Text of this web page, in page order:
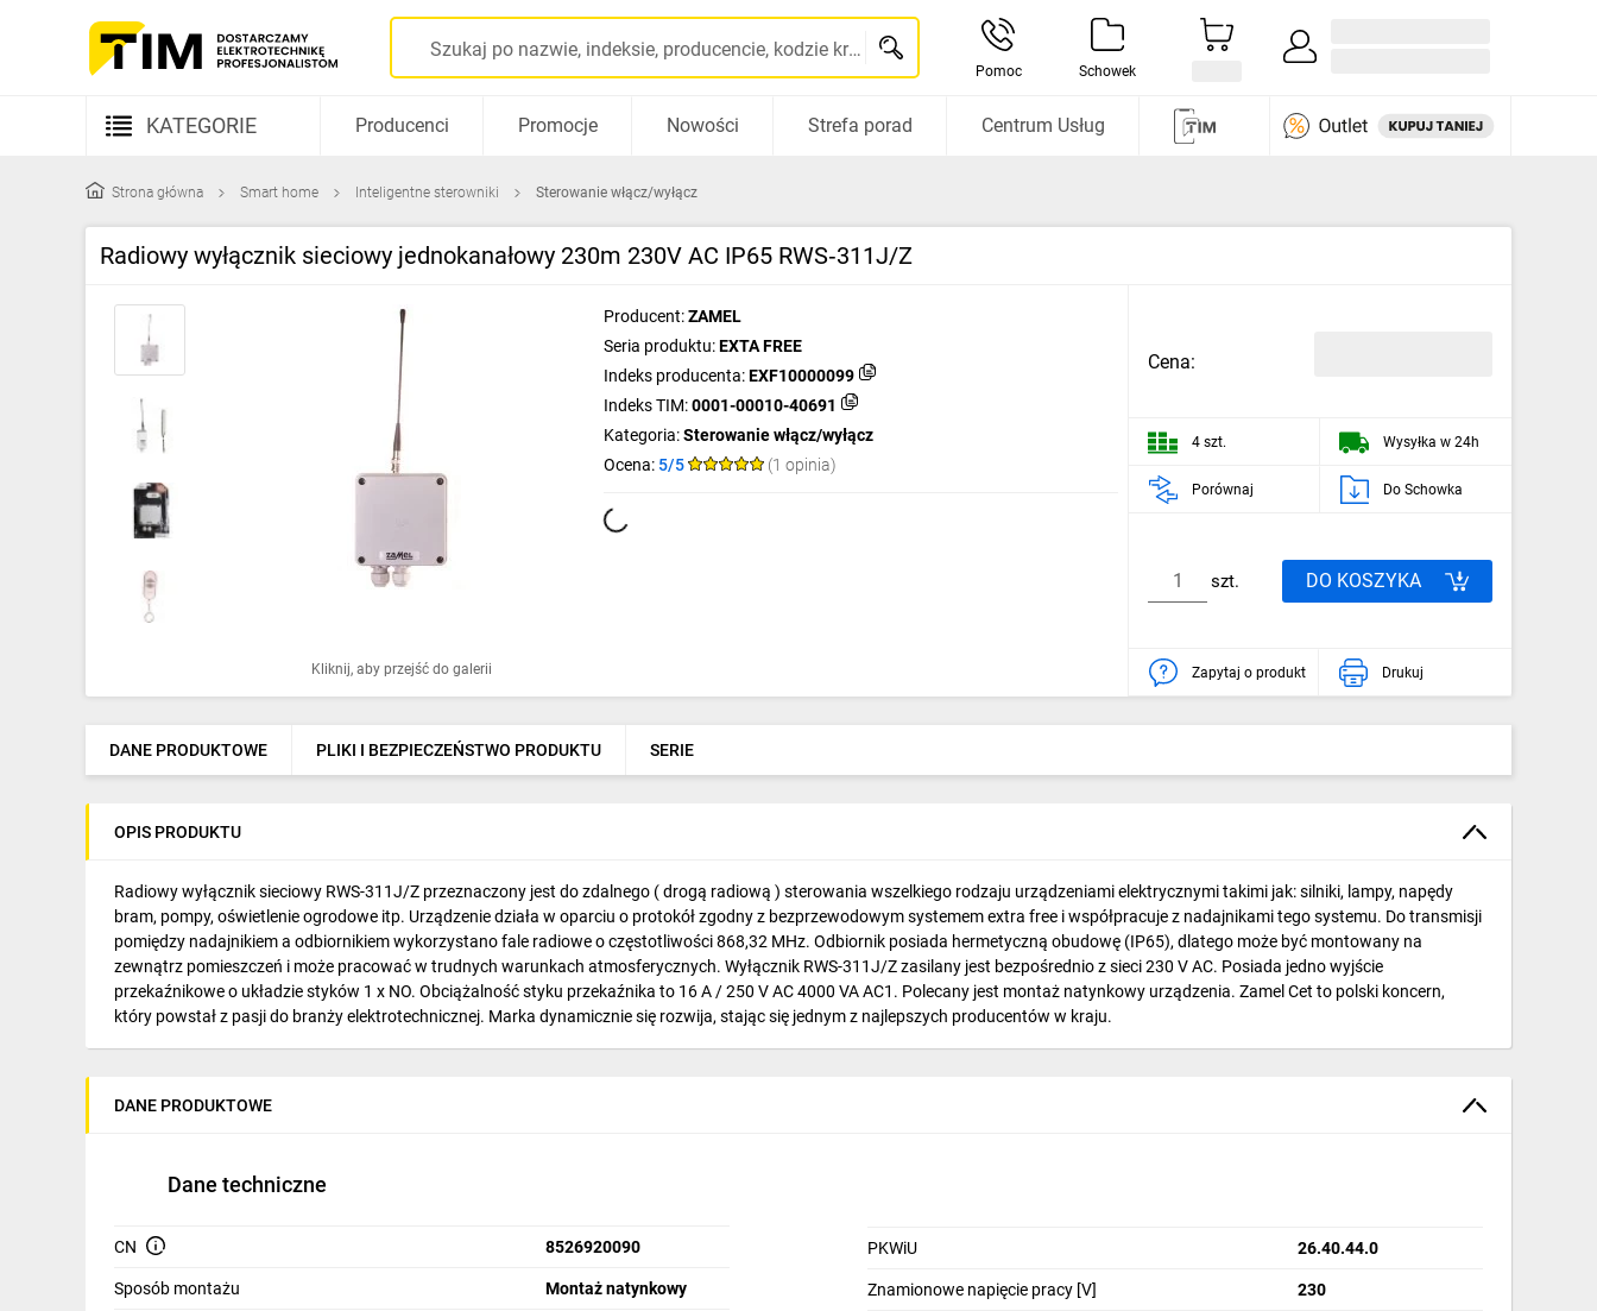
Szukaj po nazwie, indeksie, producencie, kodzie kreskowym...
Pomoc Schowek
KATEGORIE
Kable i przewody
Rozdzielnice i obudowy
Elementy prowadzenia kabli
Fotowoltaika
Gniazda i łączniki
Oprawy oświetleniowe
Pompy ciepła
Ogrzewanie
Elektronarzędzia i mierniki
Napędy elektryczne
Pneumatyka
Dom i ogród
Producenci Promocje Nowości Strefa porad Centrum Usług
Strona główna Smart home Inteligentne sterowniki Sterowanie włącz/wyłącz
Radiowy wyłącznik sieciowy jednokanałowy 230m 230V AC IP65 RWS‑311J/Z
Kliknij, aby przejść do galerii
Producent:ZAMEL
Seria produktu:EXTA FREE
Indeks producenta:EXF10000099
Indeks TIM:0001-00010-40691
Kategoria:Sterowanie włącz/wyłącz
Ocena: 5/5 (1 opinia)
Cena:
4 szt. Wysyłka w 24h
Porównaj Do Schowka
szt. DO KOSZYKA
Zapytaj o produkt Drukuj
DANE PRODUKTOWE PLIKI I BEZPIECZEŃSTWO PRODUKTU SERIE
OPIS PRODUKTU
Radiowy wyłącznik sieciowy RWS-311J/Z przeznaczony jest do zdalnego ( drogą radiową ) sterowania wszelkiego rodzaju urządzeniami elektrycznymi takimi jak: silniki, lampy, napędy
bram, pompy, oświetlenie ogrodowe itp. Urządzenie działa w oparciu o protokół zgodny z bezprzewodowym systemem extra free i współpracuje z nadajnikami tego systemu. Do transmisji
pomiędzy nadajnikiem a odbiornikiem wykorzystano fale radiowe o częstotliwości 868,32 MHz. Odbiornik posiada hermetyczną obudowę (IP65), dlatego może być montowany na
zewnątrz pomieszczeń i może pracować w trudnych warunkach atmosferycznych. Wyłącznik RWS-311J/Z zasilany jest bezpośrednio z sieci 230 V AC. Posiada jedno wyjście
przekaźnikowe o układzie styków 1 x NO. Obciążalność styku przekaźnika to 16 A / 250 V AC 4000 VA AC1. Polecany jest montaż natynkowy urządzenia. Zamel Cet to polski koncern,
który powstał z pasji do branży elektrotechnicznej. Marka dynamicznie się rozwija, stając się jednym z najlepszych producentów w kraju.
DANE PRODUKTOWE
Dane techniczne
CN 8526920090
Sposób montażu Montaż natynkowy
PKWiU 26.40.44.0
Znamionowe napięcie pracy [V] 230